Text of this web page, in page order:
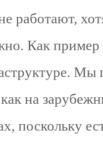
работают,
Как
Мы
на
поскольку